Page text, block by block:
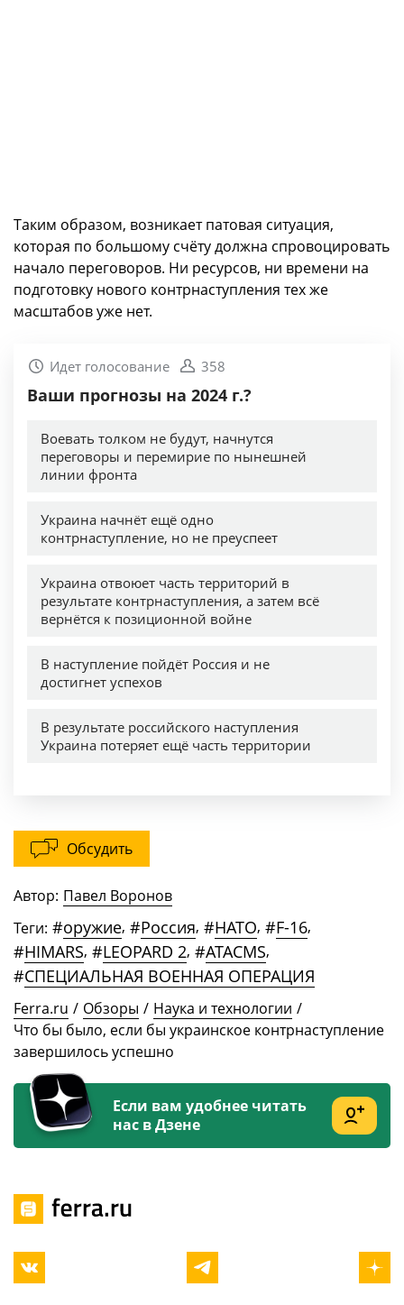
Таким образом, возникает патовая ситуация,
которая по большому счёту должна спровоцировать
начало переговоров. Ни ресурсов, ни времени на
подготовку нового контрнаступления тех же
масштабов уже нет.
Обсудить
Автор: Павел Воронов
Теги: #оружие, #Россия, #НАТО, #F-16,
#HIMARS, #LEOPARD 2, #ATACMS,
#СПЕЦИАЛЬНАЯ ВОЕННАЯ ОПЕРАЦИЯ
Ferra.ru / Обзоры / Наука и технологии /
Что бы было, если бы украинское контрнаступление
завершилось успешно
Если вам удобнее читать
нас в Дзене